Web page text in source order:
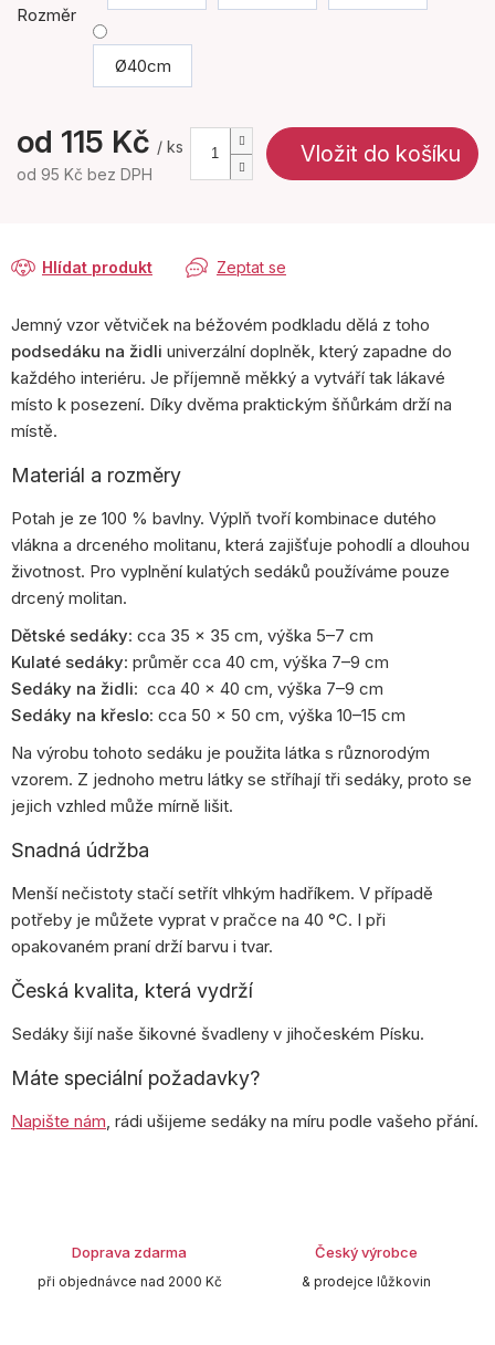
Rozměr
Ø40cm
od 115 Kč / ks
od 95 Kč bez DPH
Vložit do košíku
Zeptat se
Hlídat produkt
Jemný vzor větviček na béžovém podkladu dělá z toho
podsedáku na židli univerzální doplněk, který zapadne do
každého interiéru. Je příjemně měkký a vytváří tak lákavé
místo k posezení. Díky dvěma praktickým šňůrkám drží na
místě.
Materiál a rozměry
Potah je ze 100 % bavlny. Výplň tvoří kombinace dutého
vlákna a drceného molitanu, která zajišťuje pohodlí a dlouhou
životnost. Pro vyplnění kulatých sedáků používáme pouze
drcený molitan.
Dětské sedáky: cca 35 × 35 cm, výška 5–7 cm
Kulaté sedáky: průměr cca 40 cm, výška 7–9 cm
Sedáky na židli: cca 40 × 40 cm, výška 7–9 cm
Sedáky na křeslo: cca 50 × 50 cm, výška 10–15 cm
Na výrobu tohoto sedáku je použita látka s různorodým
vzorem. Z jednoho metru látky se stříhají tři sedáky, proto se
jejich vzhled může mírně lišit.
Snadná údržba
Menší nečistoty stačí setřít vlhkým hadříkem. V případě
potřeby je můžete vyprat v pračce na 40 °C. I při
opakovaném praní drží barvu i tvar.
Česká kvalita, která vydrží
Sedáky šijí naše šikovné švadleny v jihočeském Písku.
Máte speciální požadavky?
Napište nám, rádi ušijeme sedáky na míru podle vašeho přání.
Doprava zdarma
při objednávce nad 2000 Kč
Český výrobce
& prodejce lůžkovin